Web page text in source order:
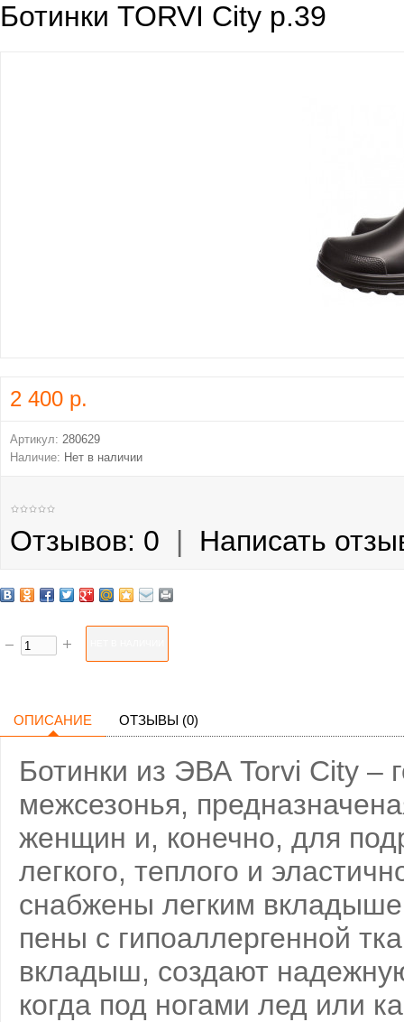
Ботинки TORVI City р.39
2 400 р.
Артикул: 280629
Наличие: Нет в наличии
Отзывов: 0 | Написать
ОПИСАНИЕ ОТЗЫВЫ (0)
Ботинки из ЭВА Torvi City –
межсезонья,
женщин и, конечно, для
легкого, теплого и
снабжены легким
пены с гипоаллергенной
вкладыш, создают
когда под ногами лед или